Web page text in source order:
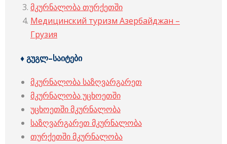
მკურნალობა თურქეთში
Медицинский туризм Азербайджан –
Грузия
♦ გუგლ–საიტები
მკურნალობა საზღვარგარეთ
მკურნალობა უცხოეთში
უცხოეთში მკურნალობა
საზღვარგარეთ მკურნალობა
თურქეთში მკურნალობა